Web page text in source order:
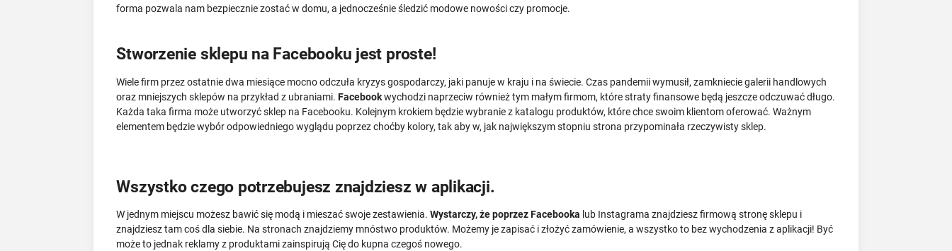
forma pozwala nam bezpiecznie zostać w domu, a jednocześnie śledzić modowe nowości czy promocje.
Stworzenie sklepu na Facebooku jest proste!
Wiele firm przez ostatnie dwa miesiące mocno odczuła kryzys gospodarczy, jaki panuje w kraju i na świecie. Czas pandemii wymusił, zamkniecie galerii handlowych
oraz mniejszych sklepów na przykład z ubraniami.Facebookwychodzi naprzeciw również tym małym firmom, które straty finansowe będą jeszcze odczuwać długo.
Każda taka firma może utworzyć sklep na Facebooku. Kolejnym krokiem będzie wybranie z katalogu produktów, które chce swoim klientom oferować. Ważnym
elementem będzie wybór odpowiedniego wyglądu poprzez choćby kolory, tak aby w, jak największym stopniu strona przypominała rzeczywisty sklep.
Wszystko czego potrzebujesz znajdziesz w aplikacji.
W jednym miejscu możesz bawić się modą i mieszać swoje zestawienia.Wystarczy, że poprzez Facebooka lub Instagrama znajdziesz firmową stronę sklepu i
znajdziesz tam coś dla siebie. Na stronach znajdziemy mnóstwo produktów. Możemy je zapisać i złożyć zamówienie, a wszystko to bez wychodzenia z aplikacji! Być
może to jednak reklamy z produktami zainspirują Cię do kupna czegoś nowego.